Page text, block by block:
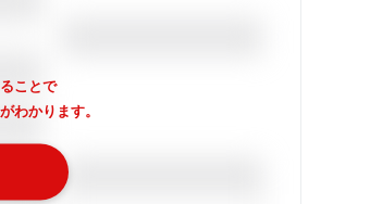
ことで
わかります。